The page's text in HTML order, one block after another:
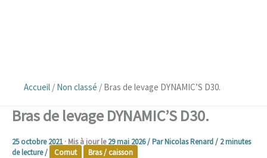
Accueil / Non classé / Bras de levage DYNAMIC’S D30.
Bras de levage DYNAMIC’S D30.
25 octobre 2021· Mis à jour le29 mai 2026/ ParNicolas Renard/ 2 minutes
de lecture/ Cornut Bras / caisson